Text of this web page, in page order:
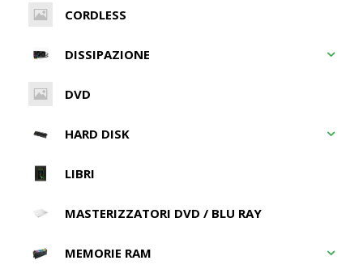
CORDLESS
DISSIPAZIONE
DVD
HARD DISK
LIBRI
MASTERIZZATORI DVD / BLU RAY
MEMORIE RAM